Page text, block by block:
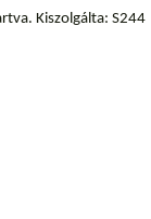
Kiszolgálta: S244